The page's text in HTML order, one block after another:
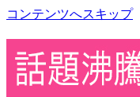
コンテンツへスキップ
cosmetics room